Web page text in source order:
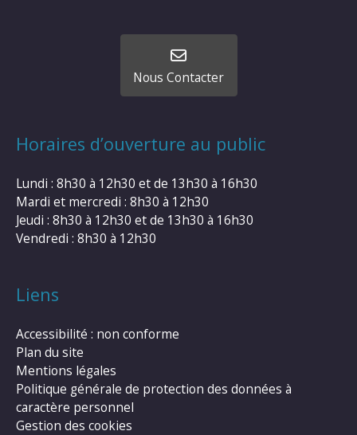
Nous Contacter
Horaires d’ouverture au public
Lundi : 8h30 à 12h30 et de 13h30 à 16h30
Mardi et mercredi : 8h30 à 12h30
Jeudi : 8h30 à 12h30 et de 13h30 à 16h30
Vendredi : 8h30 à 12h30
Liens
Accessibilité : non conforme
Plan du site
Mentions légales
Politique générale de protection des données à
caractère personnel
Gestion des cookies